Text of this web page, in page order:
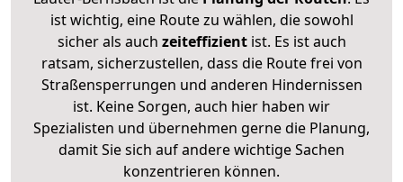
ist wichtig, eine Route zu wählen, die sowohl
sicher als auch zeiteffizientist. Es ist auch
ratsam, sicherzustellen, dass die Route frei von
Straßensperrungen und anderen Hindernissen
ist. Keine Sorgen, auch hier haben wir
Spezialisten und übernehmen gerne die Planung,
damit Sie sich auf andere wichtige Sachen
konzentrieren können.